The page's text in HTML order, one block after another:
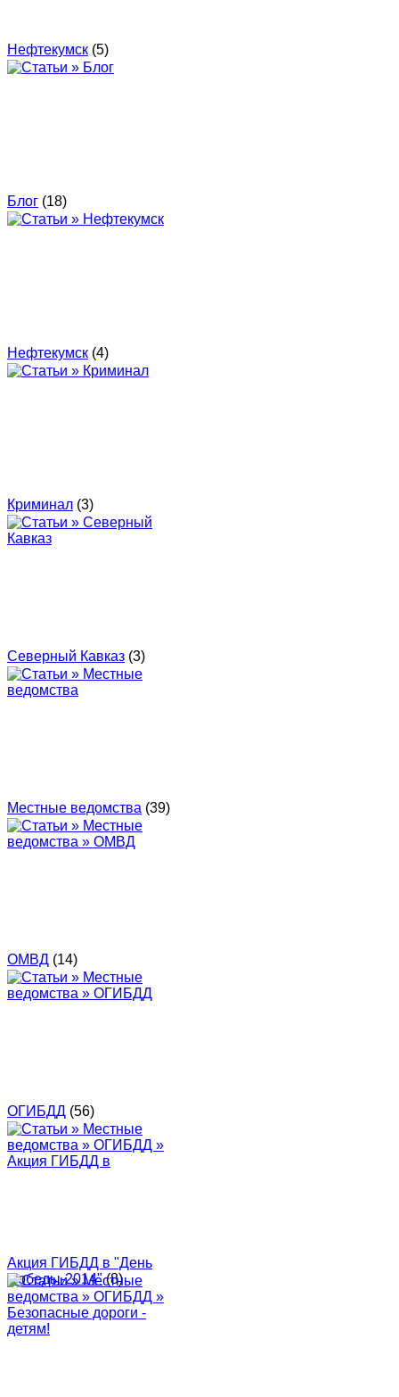
Нефтекумск (5)
Блог (18)
Нефтекумск (4)
Криминал (3)
Северный Кавказ (3)
Местные ведомства (39)
ОМВД (14)
ОГИБДД (56)
Акция ГИБДД в "День
Победы-2014" (8)